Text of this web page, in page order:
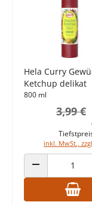
Hela Curry
Ketchup delikat
800 ml
3,99 €
inkl. MwSt.,
ANZAHL